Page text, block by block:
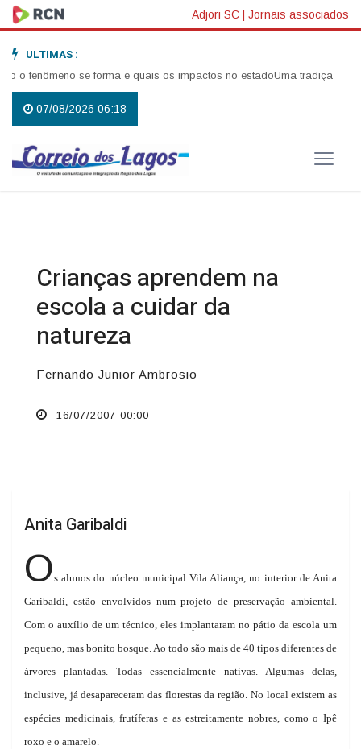
Adjori SC | Jornais associados
ULTIMAS :
fenômeno se forma e quais os impactos no estadoUma tradição que
07/08/2026 06:18
Crianças aprendem na
escola a cuidar da
natureza
Fernando Junior Ambrosio
16/07/2007 00:00
Anita Garibaldi
Os alunos do núcleo municipal Vila Aliança, no interior de Anita
Garibaldi, estão envolvidos num projeto de preservação ambiental.
Com o auxílio de um técnico, eles implantaram no pátio da escola um
pequeno, mas bonito bosque. Ao todo são mais de 40 tipos diferentes de
árvores plantadas. Todas essencialmente nativas. Algumas delas,
inclusive, já desapareceram das florestas da região. No local existem as
espécies medicinais, frutíferas e as estreitamente nobres, como o Ipê
roxo e o amarelo.